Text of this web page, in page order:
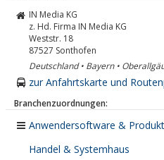
IN Media KG
z. Hd. Firma IN Media KG
Weststr. 18
87527 Sonthofen
Deutschland • Bayern •
zur Anfahrtskarte und
Branchenzuordnungen:
Anwendersoftware &
Handel & Systemhaus